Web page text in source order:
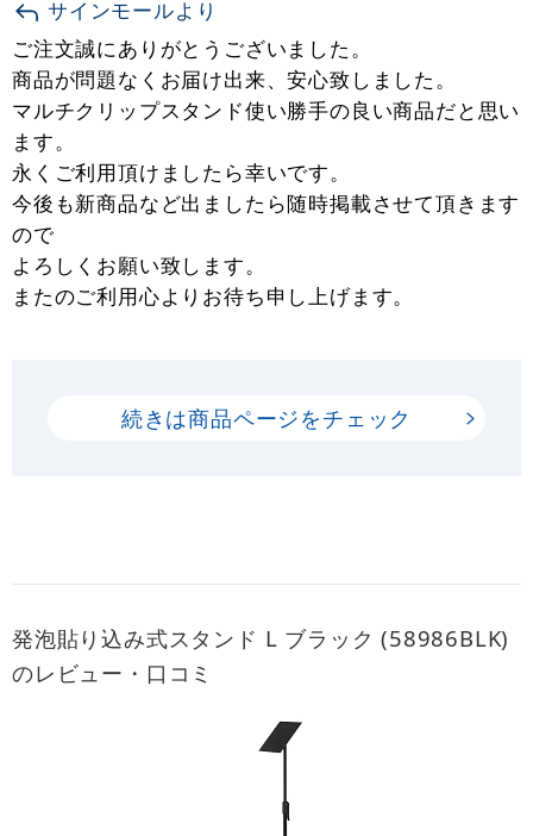
サインモールより
ご注文誠にありがとうございました。
商品が問題なくお届け出来、安心致しました。
マルチクリップスタンド使い勝手の良い商品だと思い
ます。
永くご利用頂けましたら幸いです。
今後も新商品など出ましたら随時掲載させて頂きます
ので
よろしくお願い致します。
またのご利用心よりお待ち申し上げます。
続きは商品ページをチェック
発泡貼り込み式スタンド L ブラック (58986BLK)
のレビュー・口コミ